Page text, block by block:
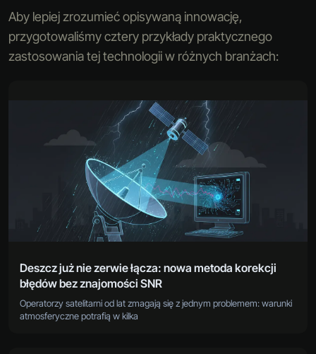
Aby lepiej zrozumieć opisywaną innowację,
przygotowaliśmy cztery przykłady praktycznego
zastosowania tej technologii w różnych branżach:
Deszcz już nie zerwie łącza: nowa metoda korekcji
błędów bez znajomości SNR
Operatorzy satelitarni od lat zmagają się z jednym problemem: warunki
atmosferyczne potrafią w kilka